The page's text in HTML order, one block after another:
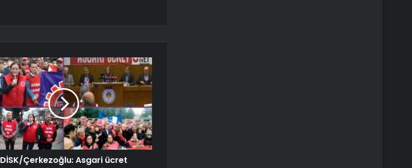
DİSK/Çerkezoğlu: Asgari ücret